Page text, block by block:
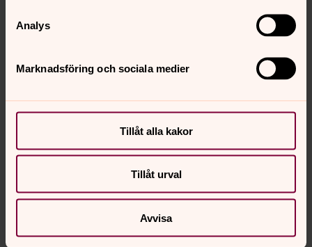
Analys
Marknadsföring och sociala medier
Tillåt alla kakor
Tillåt urval
Avvisa
För att se innehållet behöver du acceptera kakor
för inställningar.
Ändra inställningar